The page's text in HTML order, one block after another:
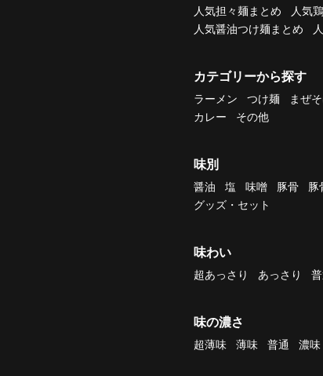
人気担々麺まとめ
人気
人気醤油つけ麺まとめ
カテゴリーから探す
ラーメン つけ麺 まぜ
カレー
その他
味別
醤油 塩 味噌 豚骨 豚
グッズ・セット
味わい
超あっさり あっさり
味の濃さ
超薄味 薄味 普通 濃味